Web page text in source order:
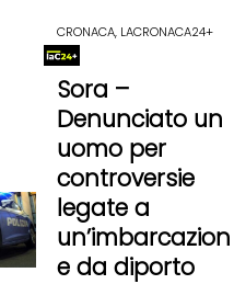
CRONACA, LACRONACA24+
Sora –
Denunciato un
uomo per
controversie
legate a
un’imbarcazion
e da diporto